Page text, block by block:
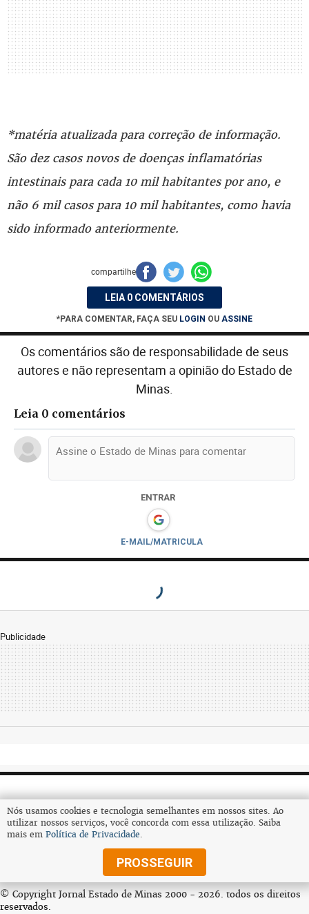
*matéria atualizada para correção de informação.
São dez casos novos de doenças inflamatórias
intestinais para cada 10 mil habitantes por ano, e
não 6 mil casos para 10 mil habitantes, como havia
sido informado anteriormente.
compartilhe
LEIA 0 COMENTÁRIOS
*PARA COMENTAR, FAÇA SEU LOGIN OU ASSINE
Os comentários são de responsabilidade de seus
autores e não representam a opinião do Estado de
Minas.
Leia 0 comentários
ENTRAR
E-MAIL/MATRICULA
Publicidade
Nós usamos cookies e tecnologia semelhantes em nossos sites. Ao
utilizar nossos serviços, você concorda com essa utilização. Saiba
mais em Política de Privacidade.
PROSSEGUIR
Assine
© Copyright Jornal Estado de Minas 2000 - 2026. todos os direitos
reservados.